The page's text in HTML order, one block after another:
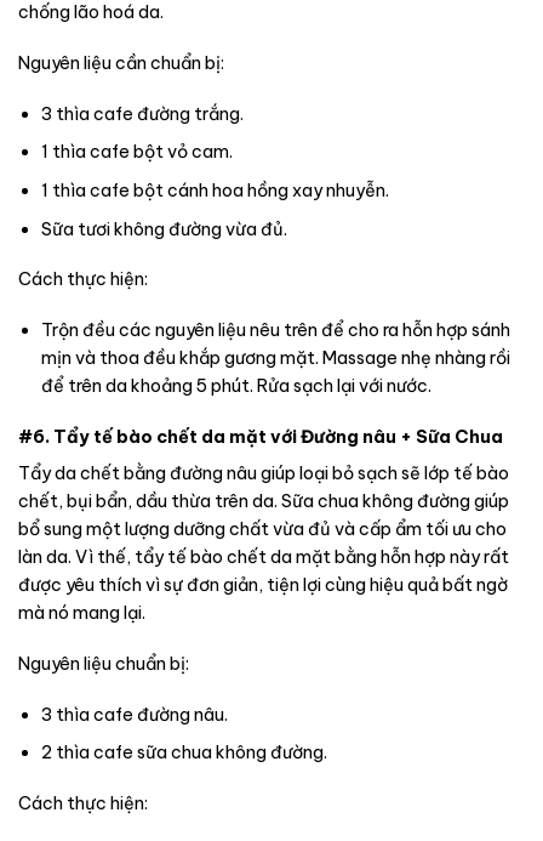
chống lão hoá da.
Nguyên liệu cần chuẩn bị:
3 thìa cafe đường trắng.
1 thìa cafe bột vỏ cam.
1 thìa cafe bột cánh hoa hồng xay nhuyễn.
Sữa tươi không đường vừa đủ.
Cách thực hiện:
Trộn đều các nguyên liệu nêu trên để cho ra hỗn hợp sánh
mịn và thoa đều khắp gương mặt. Massage nhẹ nhàng rồi
để trên da khoảng 5 phút. Rửa sạch lại với nước.
#6. Tẩy tế bào chết da mặt với Đường nâu + Sữa Chua
Tẩy da chết bằng đường nâu giúp loại bỏ sạch sẽ lớp tế bào
chết, bụi bẩn, dầu thừa trên da. Sữa chua không đường giúp
bổ sung một lượng dưỡng chất vừa đủ và cấp ẩm tối ưu cho
làn da. Vì thế, tẩy tế bào chết da mặt bằng hỗn hợp này rất
được yêu thích vì sự đơn giản, tiện lợi cùng hiệu quả bất ngờ
mà nó mang lại.
Nguyên liệu chuẩn bị:
3 thìa cafe đường nâu.
2 thìa cafe sữa chua không đường.
Cách thực hiện: